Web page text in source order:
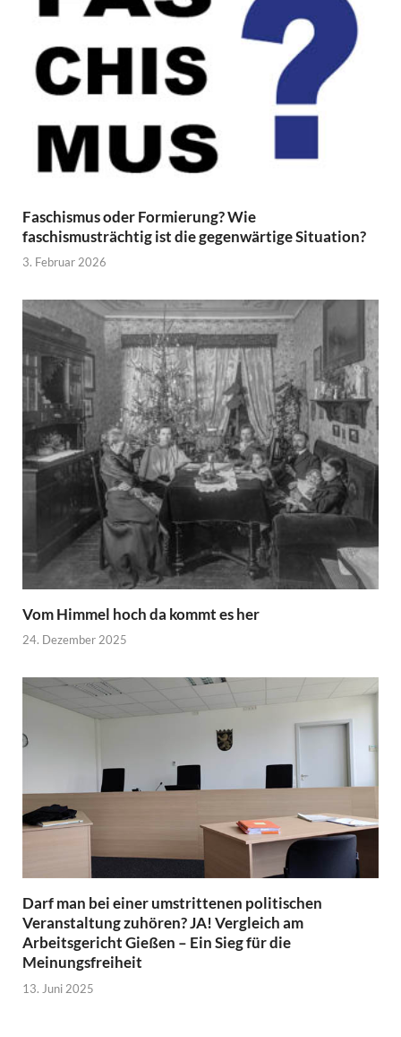
Faschismus oder Formierung? Wie
faschismusträchtig ist die gegenwärtige Situation?
3. Februar 2026
Vom Himmel hoch da kommt es her
24. Dezember 2025
Darf man bei einer umstrittenen politischen
Veranstaltung zuhören? JA! Vergleich am
Arbeitsgericht Gießen – Ein Sieg für die
Meinungsfreiheit
13. Juni 2025